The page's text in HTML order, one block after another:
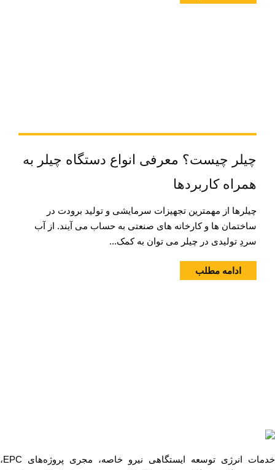
چیلر چیست؟ معرفی انواع دستگاه چیلر به
همراه کاربردها
چیلرها از مهمترین تجهیزات سرمایشی و تولید برودت در
ساختمان ها و کارخانه های صنعتی به حساب می آیند. از آب
سردِ تولیدی در چیلر می توان به کمک...
ادامه مطلب
خدمات انرژی توسعه ایستگاهی نیرو خاصه، مجری پروژه‌های EPC،